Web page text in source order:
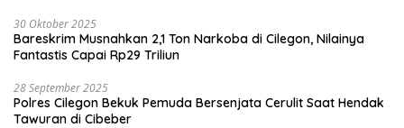
30 Oktober 2025
Bareskrim Musnahkan 2,1 Ton Narkoba di Cilegon, Nilainya
Fantastis Capai Rp29 Triliun
28 September 2025
Polres Cilegon Bekuk Pemuda Bersenjata Cerulit Saat Hendak
Tawuran di Cibeber